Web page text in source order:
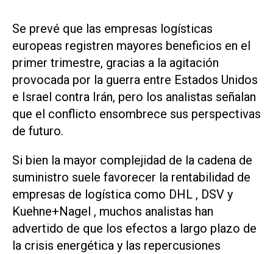
​Se prevé que las empresas logísticas
europeas registren mayores beneficios en el
primer trimestre, gracias a la agitación
provocada por la guerra entre Estados Unidos
e Israel contra Irán, pero los analistas ‌señalan
que el conflicto ensombrece sus perspectivas
‌de futuro.
Si bien la mayor complejidad de la cadena de
suministro suele favorecer la rentabilidad de
empresas de logística como DHL , DSV y
Kuehne+Nagel , muchos analistas han
advertido de que los efectos a largo plazo de
la crisis energética y las repercusiones